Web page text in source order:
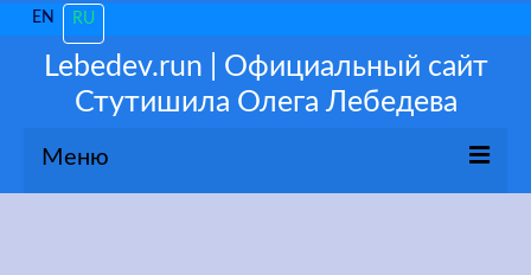
EN RU
Lebedev.run | Официальный сайт
Стутишила Олега Лебедева
Меню